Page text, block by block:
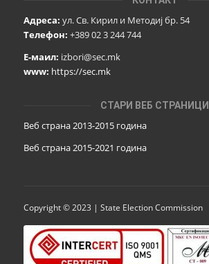
Адреса: ул. Св. Кирил и Методиј бр. 54
Телефон: +389 02 3 244 744
Е-маил: izbori@sec.mk
www: https://sec.mk
СТАРИ ВЕБ СТРАНИЦИ
Веб страна 2013-2015 година
Веб страна 2015-2021 година
Copyright © 2023 | State Election Commission